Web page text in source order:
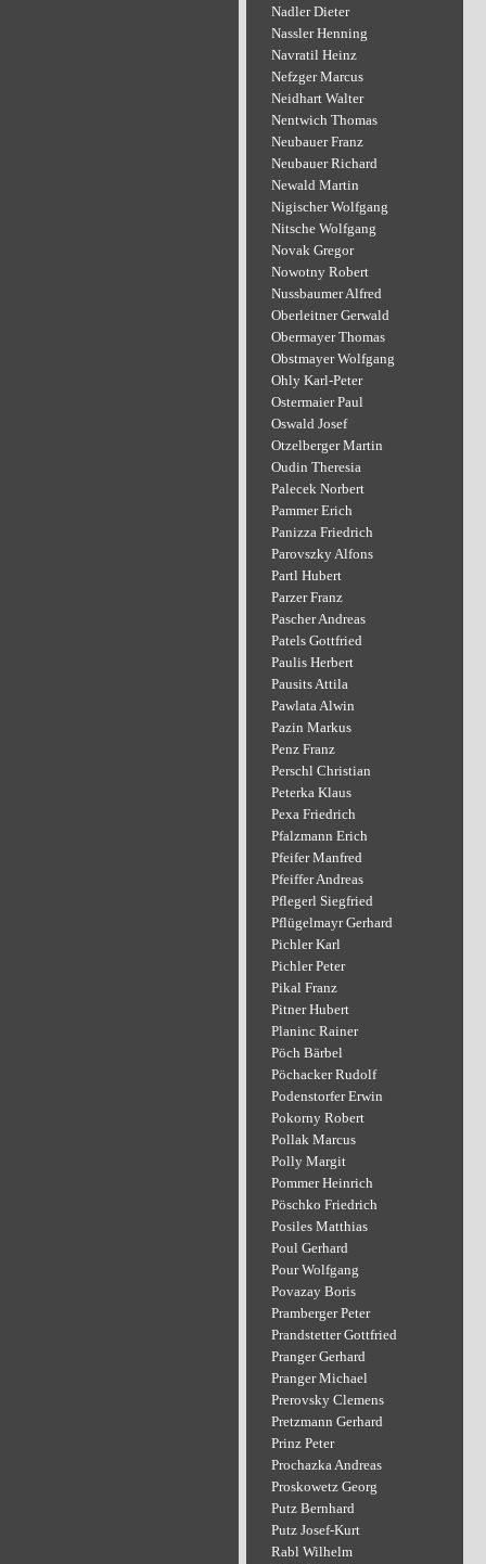
Nadler Dieter
Nassler Henning
Navratil Heinz
Nefzger Marcus
Neidhart Walter
Nentwich Thomas
Neubauer Franz
Neubauer Richard
Newald Martin
Nigischer Wolfgang
Nitsche Wolfgang
Novak Gregor
Nowotny Robert
Nussbaumer Alfred
Oberleitner Gerwald
Obermayer Thomas
Obstmayer Wolfgang
Ohly Karl-Peter
Ostermaier Paul
Oswald Josef
Otzelberger Martin
Oudin Theresia
Palecek Norbert
Pammer Erich
Panizza Friedrich
Parovszky Alfons
Partl Hubert
Parzer Franz
Pascher Andreas
Patels Gottfried
Paulis Herbert
Pausits Attila
Pawlata Alwin
Pazin Markus
Penz Franz
Perschl Christian
Peterka Klaus
Pexa Friedrich
Pfalzmann Erich
Pfeifer Manfred
Pfeiffer Andreas
Pflegerl Siegfried
Pflügelmayr Gerhard
Pichler Karl
Pichler Peter
Pikal Franz
Pitner Hubert
Planinc Rainer
Pöch Bärbel
Pöchacker Rudolf
Podenstorfer Erwin
Pokorny Robert
Pollak Marcus
Polly Margit
Pommer Heinrich
Pöschko Friedrich
Posiles Matthias
Poul Gerhard
Pour Wolfgang
Povazay Boris
Pramberger Peter
Prandstetter Gottfried
Pranger Gerhard
Pranger Michael
Prerovsky Clemens
Pretzmann Gerhard
Prinz Peter
Prochazka Andreas
Proskowetz Georg
Putz Bernhard
Putz Josef-Kurt
Rabl Wilhelm